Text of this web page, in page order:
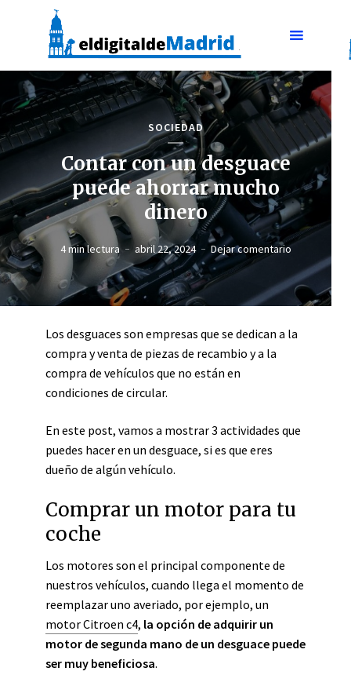
SOCIEDAD
Contar con un desguace
puede ahorrar mucho
dinero
4 min lectura abril 22, 2024 Dejar comentario
Los desguaces son empresas que se dedican a la
compra y venta de piezas de recambio y a la
compra de vehículos que no están en
condiciones de circular.
En este post, vamos a mostrar 3 actividades que
puedes hacer en un desguace, si es que eres
dueño de algún vehículo.
Comprar un motor para tu
coche
Los motores son el principal componente de
nuestros vehículos, cuando llega el momento de
reemplazar uno averiado, por ejemplo, un
motor Citroen c4, la opción de adquirir un
motor de segunda mano de un desguace puede
ser muy beneficiosa.